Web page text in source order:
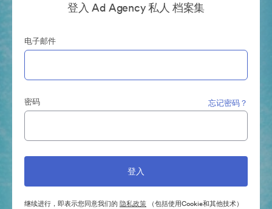
登入 Ad Agency 私人 档案集
电子邮件
密码 忘记密码？
继续进行，即表示您同意我们的 隐私政策 （包括使用Cookie和其他技术）